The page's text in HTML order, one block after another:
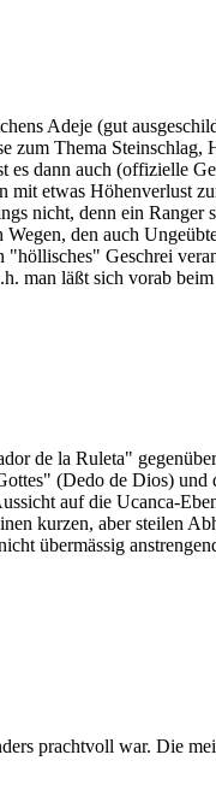
Adeje (gut
Thema
dann auch (offizielle
etwas Höhenverlust
nicht, denn ein
den auch
"höllisches" Geschrei
man läßt sich vorab
de la Ruleta"
(Dedo de Dios)
auf die Ucanca-
kurzen, aber steilen
übermässig
prachtvoll war. Die